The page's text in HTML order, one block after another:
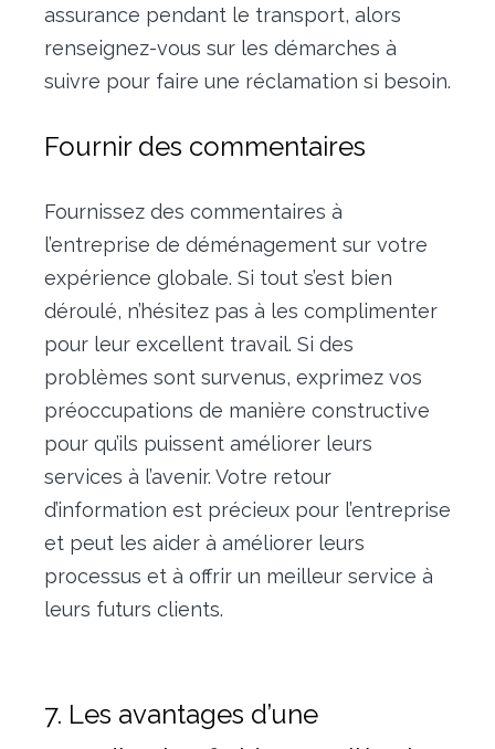
assurance pendant le transport, alors
renseignez-vous sur les démarches à
suivre pour faire une réclamation si besoin.
Fournir des commentaires
Fournissez des commentaires à
l’entreprise de déménagement sur votre
expérience globale. Si tout s’est bien
déroulé, n’hésitez pas à les complimenter
pour leur excellent travail. Si des
problèmes sont survenus, exprimez vos
préoccupations de manière constructive
pour qu’ils puissent améliorer leurs
services à l’avenir. Votre retour
d’information est précieux pour l’entreprise
et peut les aider à améliorer leurs
processus et à offrir un meilleur service à
leurs futurs clients.
7. Les avantages d’une